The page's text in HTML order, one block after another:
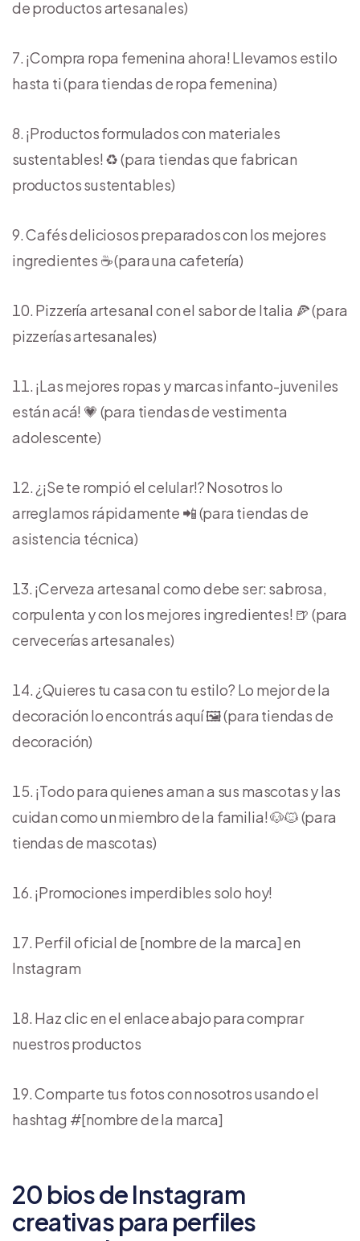
de productos artesanales)
¡Compra ropa femenina ahora! Llevamos estilo
hasta ti (para tiendas de ropa femenina)
¡Productos formulados con materiales
sustentables! ♻️ (para tiendas que fabrican
productos sustentables)
Cafés deliciosos preparados con los mejores
ingredientes ☕ (para una cafetería)
Pizzería artesanal con el sabor de Italia 🍕 (para
pizzerías artesanales)
¡Las mejores ropas y marcas infanto-juveniles
están acá! 💗 (para tiendas de vestimenta
adolescente)
¿¡Se te rompió el celular!? Nosotros lo
arreglamos rápidamente 📲 (para tiendas de
asistencia técnica)
¡Cerveza artesanal como debe ser: sabrosa,
corpulenta y con los mejores ingredientes! 🍺 (para
cervecerías artesanales)
¿Quieres tu casa con tu estilo? Lo mejor de la
decoración lo encontrás aquí 🖼️ (para tiendas de
decoración)
¡Todo para quienes aman a sus mascotas y las
cuidan como un miembro de la familia! 🐶🐱 (para
tiendas de mascotas)
¡Promociones imperdibles solo hoy!
Perfil oficial de [nombre de la marca] en
Instagram
Haz clic en el enlace abajo para comprar
nuestros productos
Comparte tus fotos con nosotros usando el
hashtag #[nombre de la marca]
20 bios de Instagram
creativas para perfiles